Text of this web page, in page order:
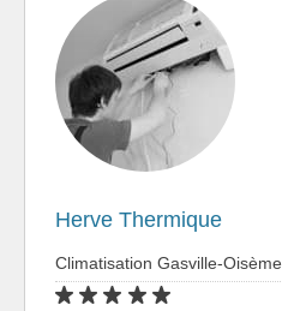
Herve Thermique
Climatisation Gasville-Oisème